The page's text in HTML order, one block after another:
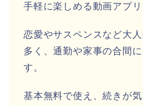
手軽に楽しめる動画アプリ
恋愛やサスペンスなど大
多く、通勤や家事の合間
す。
基本無料で使え、続きが